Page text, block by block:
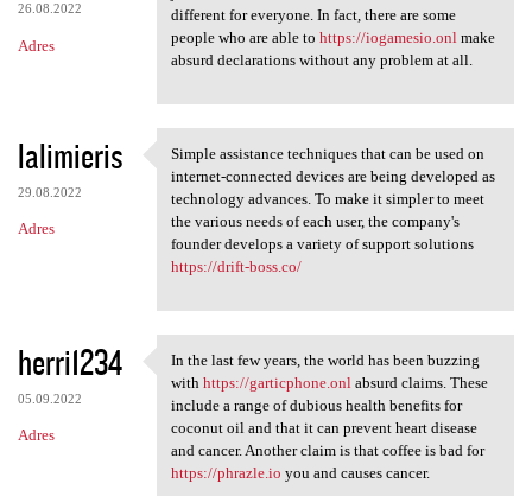
26.08.2022
Adres
different for everyone. In fact, there are some
people who are able to https://iogamesio.onlmake
absurd declarations without any problem at all.
lalimieris
29.08.2022
Adres
Simple assistance techniques
Simple assistance techniques that can be used on
internet-connected devices are being developed as
technology advances. To make it simpler to meet
the various needs of each user, the company's
founder develops a variety of support solutions
https://drift-boss.co/
herri1234
05.09.2022
Adres
In the last few years, the
In the last few years, the world has been buzzing
with https://garticphone.onl absurd claims. These
include a range of dubious health benefits for
coconut oil and that it can prevent heart disease
and cancer. Another claim is that coffee is bad for
https://phrazle.io you and causes cancer.